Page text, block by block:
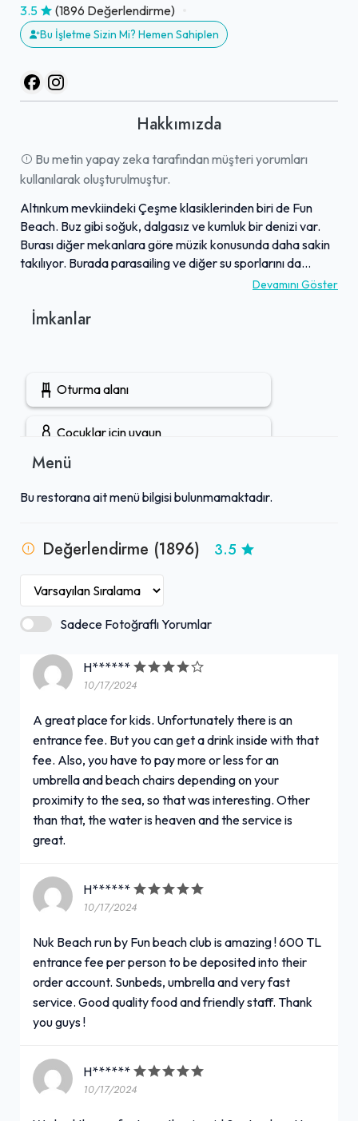
3.5 (1896 Değerlendirme)
Bu İşletme Sizin Mi? Hemen Sahiplen
Hakkımızda
Bu metin yapay zeka tarafından müşteri yorumları
kullanılarak oluşturulmuştur.
Altınkum mevkiindeki Çeşme klasiklerinden biri de Fun
Beach. Buz gibi soğuk, dalgasız ve kumluk bir denizi var.
Burası diğer mekanlara göre müzik konusunda daha sakin
takılıyor. Burada parasailing ve diğer su sporlarını da
yapabiliyorsunuz. Çimlik ve kumluk olmak üzere iki alanı
Çocuklu ailelerin tercih ettiği beach club’lardan. Evcil
Devamını Göster
İmkanlar
Oturma alanı
Çocuklar için uygun
Açık hava oturma alanı
Şarap servisi
Öğle yemeği servisi
+ Daha Fazla (7)
Menü
Bu restorana ait menü bilgisi bulunmamaktadır.
Değerlendirme (1896) 3.5
Sadece Fotoğraflı Yorumlar
H******
10/17/2024
A great place for kids. Unfortunately there is an
entrance fee. But you can get a drink inside with that
fee. Also, you have to pay more or less for an
umbrella and beach chairs depending on your
proximity to the sea, so that was interesting. Other
than that, the water is heaven and the service is
great.
H******
10/17/2024
Nuk Beach run by Fun beach club is amazing ! 600 TL
entrance fee per person to be deposited into their
order account. Sunbeds, umbrella and very fast
service. Good quality food and friendly staff. Thank
you guys !
H******
10/17/2024